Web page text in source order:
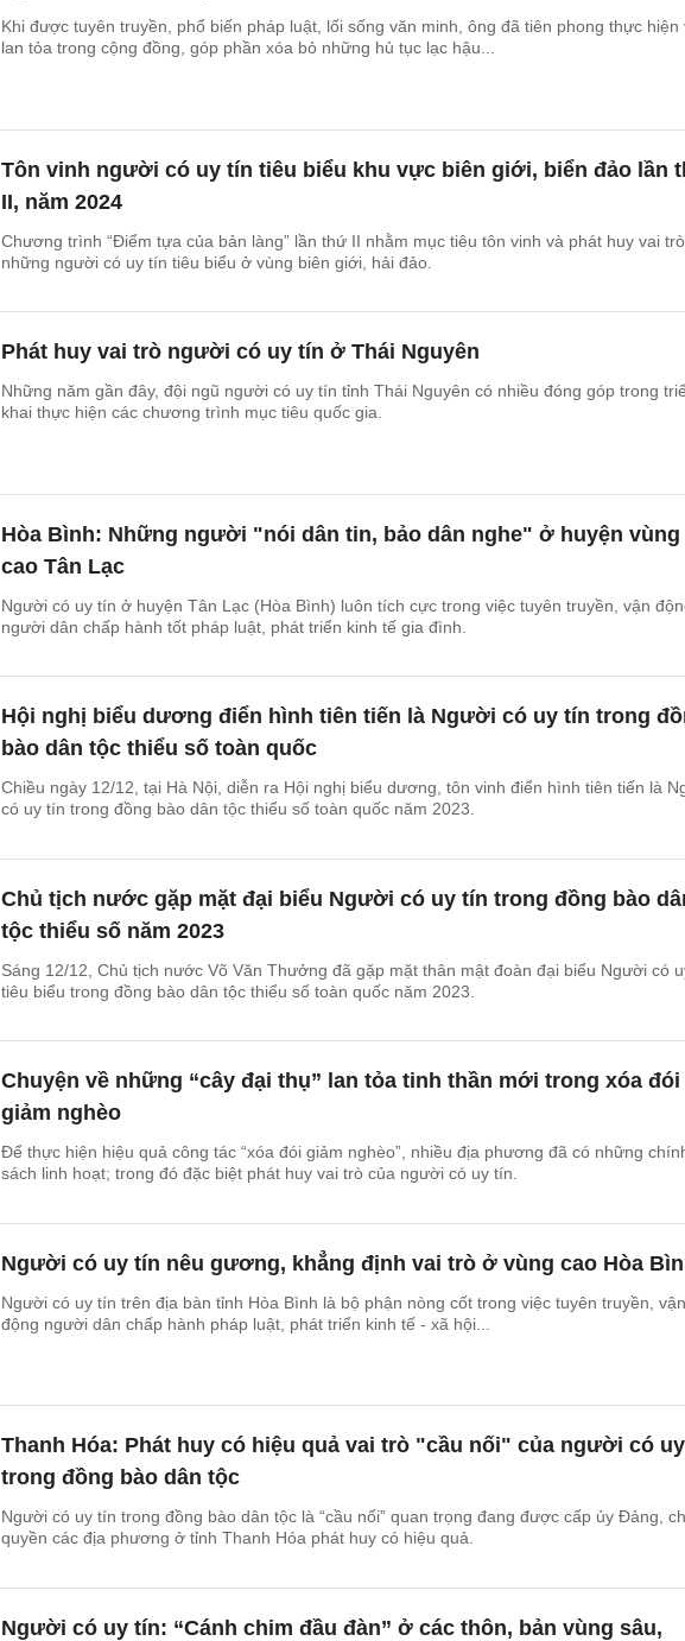
Khi được tuyên truyền, phổ biến pháp luật, lối sống văn minh, ông đã tiên phong thực hiện
lan tỏa trong cộng đồng, góp phần xóa bỏ những hủ tục lạc hậu...
Tôn vinh người có uy tín tiêu biểu khu vực biên giới, biển đảo lần
II, năm 2024
Chương trình “Điểm tựa của bản làng” lần thứ II nhằm mục tiêu tôn vinh và phát huy vai
những người có uy tín tiêu biểu ở vùng biên giới, hải đảo.
Phát huy vai trò người có uy tín ở Thái Nguyên
Những năm gần đây, đội ngũ người có uy tín tỉnh Thái Nguyên có nhiều đóng góp trong
khai thực hiện các chương trình mục tiêu quốc gia.
Hòa Bình: Những người "nói dân tin, bảo dân nghe" ở huyện vùng
cao Tân Lạc
Người có uy tín ở huyện Tân Lạc (Hòa Bình) luôn tích cực trong việc tuyên truyền, vận
người dân chấp hành tốt pháp luật, phát triển kinh tế gia đình.
Hội nghị biểu dương điển hình tiên tiến là Người có uy tín trong
bào dân tộc thiểu số toàn quốc
Chiều ngày 12/12, tại Hà Nội, diễn ra Hội nghị biểu dương, tôn vinh điển hình tiên tiến là
có uy tín trong đồng bào dân tộc thiểu số toàn quốc năm 2023.
Chủ tịch nước gặp mặt đại biểu Người có uy tín trong đồng bào
tộc thiểu số năm 2023
Sáng 12/12, Chủ tịch nước Võ Văn Thưởng đã gặp mặt thân mật đoàn đại biểu Người có
tiêu biểu trong đồng bào dân tộc thiểu số toàn quốc năm 2023.
Chuyện về những “cây đại thụ” lan tỏa tinh thần mới trong xóa đói
giảm nghèo
Để thực hiện hiệu quả công tác “xóa đói giảm nghèo”, nhiều địa phương đã có những
sách linh hoạt; trong đó đặc biệt phát huy vai trò của người có uy tín.
Người có uy tín nêu gương, khẳng định vai trò ở vùng cao Hòa
Người có uy tín trên địa bàn tỉnh Hòa Bình là bộ phận nòng cốt trong việc tuyên truyền, vận
động người dân chấp hành pháp luật, phát triển kinh tế - xã hội...
Thanh Hóa: Phát huy có hiệu quả vai trò "cầu nối" của người có
trong đồng bào dân tộc
Người có uy tín trong đồng bào dân tộc là “cầu nối” quan trọng đang được cấp ủy Đảng,
quyền các địa phương ở tỉnh Thanh Hóa phát huy có hiệu quả.
Người có uy tín: “Cánh chim đầu đàn” ở các thôn, bản vùng sâu,